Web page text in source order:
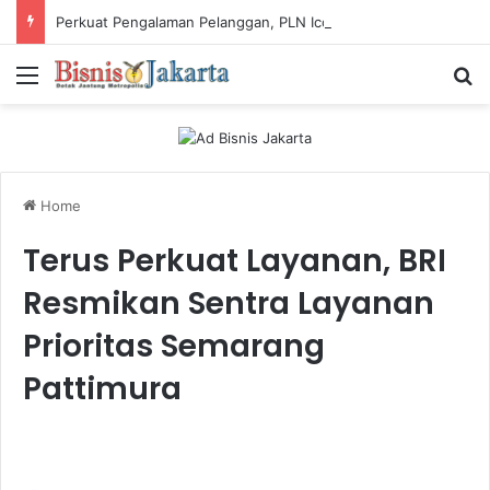
Menu
Home
Terus Perkuat Layanan, BRI
Resmikan Sentra Layanan
Prioritas Semarang
Pattimura